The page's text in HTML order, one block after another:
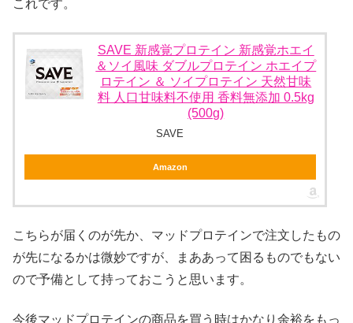
これです。
SAVE 新感覚プロテイン 新感覚ホエイ
＆ソイ風味 ダブルプロテイン ホエイプ
ロテイン ＆ ソイプロテイン 天然甘味
料 人口甘味料不使用 香料無添加 0.5kg
(500g)
SAVE
Amazon
こちらが届くのが先か、マッドプロテインで注文したもの
が先になるかは微妙ですが、まああって困るものでもない
ので予備として持っておこうと思います。
今後マッドプロテインの商品を買う時はかなり余裕をもっ